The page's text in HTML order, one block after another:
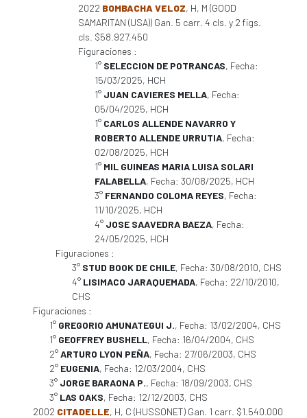
2022 BOMBACHA VELOZ, H, M (GOOD
SAMARITAN (USA)) Gan. 5 carr. 4 cls. y 2 figs.
cls. $58.927.450
Figuraciones :
1° SELECCION DE POTRANCAS, Fecha:
15/03/2025, HCH
1° JUAN CAVIERES MELLA, Fecha:
05/04/2025, HCH
1° CARLOS ALLENDE NAVARRO Y
ROBERTO ALLENDE URRUTIA, Fecha:
02/08/2025, HCH
1° MIL GUINEAS MARIA LUISA SOLARI
FALABELLA, Fecha: 30/08/2025, HCH
3° FERNANDO COLOMA REYES, Fecha:
11/10/2025, HCH
4° JOSE SAAVEDRA BAEZA, Fecha:
24/05/2025, HCH
Figuraciones :
3° STUD BOOK DE CHILE, Fecha: 30/08/2010, CHS
4° LISIMACO JARAQUEMADA, Fecha: 22/10/2010,
CHS
Figuraciones :
1° GREGORIO AMUNATEGUI J., Fecha: 13/02/2004, CHS
1° GEOFFREY BUSHELL, Fecha: 16/04/2004, CHS
2°ARTURO LYON PEÑA, Fecha: 27/06/2003, CHS
2° EUGENIA, Fecha: 12/03/2004, CHS
3° JORGE BARAONA P., Fecha: 18/09/2003, CHS
3° LAS OAKS, Fecha: 12/12/2003, CHS
2002 CITADELLE, H, C (HUSSONET) Gan. 1 carr. $1.540.000